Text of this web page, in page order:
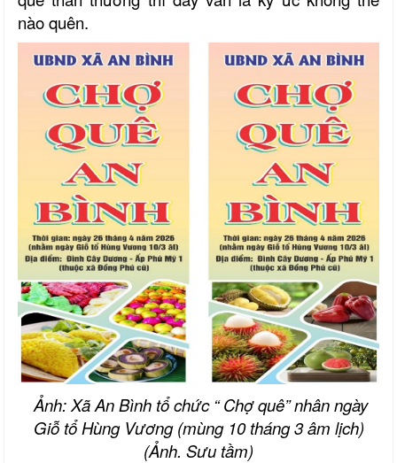
nào quên.
Ảnh: Xã An Bình tổ chức “ Chợ quê” nhân ngày
Giỗ tổ Hùng Vương (mùng 10 tháng 3 âm lịch)
(Ảnh. Sưu tầm)